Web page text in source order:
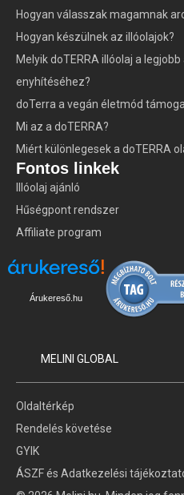
Hogyan válasszak magamnak
Hogyan készülnek az illóolajok?
Melyik doTERRA illóolaj a
enyhítéséhez?
doTerra a vegán életmód
Mi az a doTERRA?
Miért különlegesek a doTERRA
Fontos linkek
Illóolaj ajánló
Hűségpont rendszer
Affiliate program
Árukereső.hu
MELINI GLOBAL
ÁSZF és Adatkezelési
GYIK
Rendelés követése
Oldaltérkép